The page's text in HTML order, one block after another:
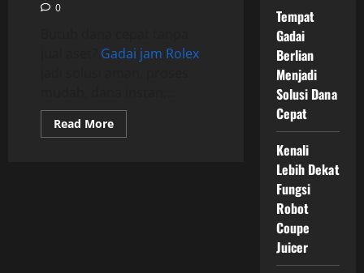
0
Gadai jam Rolex
Read MoreRead
more
Tempat
Gadai
Berlian
Menjadi
Solusi Dana
Cepat
Kenali
Lebih Dekat
Fungsi
Robot
Coupe
Juicer